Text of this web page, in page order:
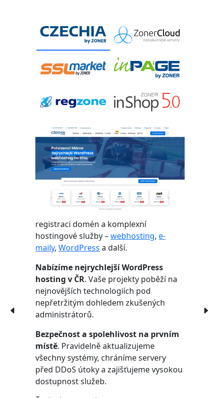
registraci domén a komplexní
hostingové služby –webhosting,e-
maily,WordPress a další.
Nabízíme nejrychlejší WordPress
hosting v ČR. Vaše projekty poběží na
nejnovějších technologiích pod
nepřetržitým dohledem zkušených
administrátorů.
Bezpečnost a spolehlivost na prvním
místě. Pravidelně aktualizujeme
všechny systémy, chráníme servery
před DDoS útoky a zajišťujeme vysokou
dostupnost služeb.